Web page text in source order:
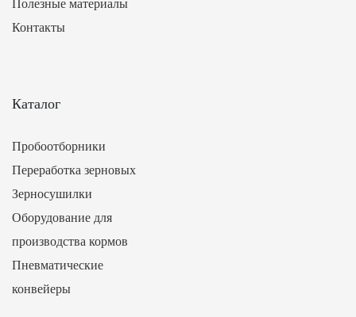
Полезные материалы
Контакты
Каталог
Пробоотборники
Переработка зерновых
Зерносушилки
Оборудование для
производства кормов
Пневматические
конвейеры